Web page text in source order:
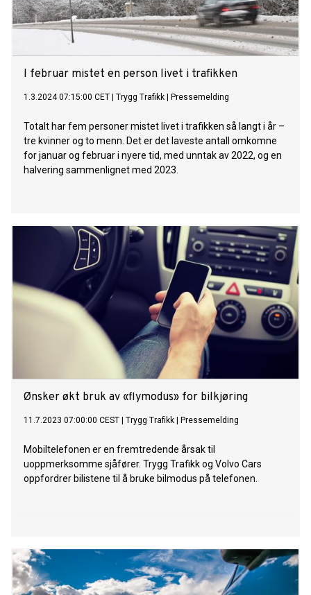
I februar mistet en person livet i trafikken
1.3.2024 07:15:00 CET Trygg Trafikk Pressemelding
Totalt har fem personer mistet livet i trafikken så langt i år –
tre kvinner og to menn. Det er det laveste antall omkomne
for januar og februar i nyere tid, med unntak av 2022, og en
halvering sammenlignet med 2023.
Ønsker økt bruk av «flymodus» for bilkjøring
11.7.2023 07:00:00 CEST Trygg Trafikk Pressemelding
Mobiltelefonen er en fremtredende årsak til
uoppmerksomme sjåfører. Trygg Trafikk og Volvo Cars
oppfordrer bilistene til å bruke bilmodus på telefonen.